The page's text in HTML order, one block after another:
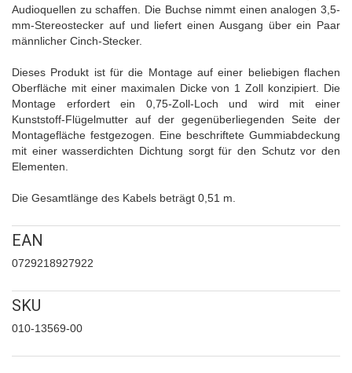
Audioquellen zu schaffen. Die Buchse nimmt einen analogen 3,5-
mm-Stereostecker auf und liefert einen Ausgang über ein Paar
männlicher Cinch-Stecker.
Dieses Produkt ist für die Montage auf einer beliebigen flachen
Oberfläche mit einer maximalen Dicke von 1 Zoll konzipiert. Die
Montage erfordert ein 0,75-Zoll-Loch und wird mit einer
Kunststoff-Flügelmutter auf der gegenüberliegenden Seite der
Montagefläche festgezogen. Eine beschriftete Gummiabdeckung
mit einer wasserdichten Dichtung sorgt für den Schutz vor den
Elementen.
Die Gesamtlänge des Kabels beträgt 0,51 m.
EAN
0729218927922
SKU
010-13569-00